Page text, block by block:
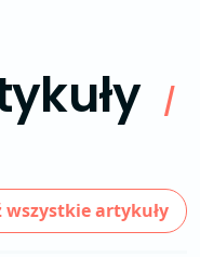
/
wszystkie artykuły